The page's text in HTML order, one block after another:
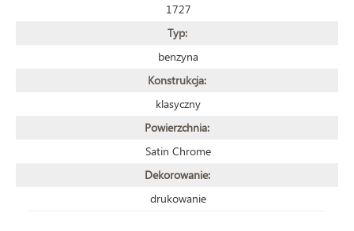
1727
Typ:
benzyna
Konstrukcja:
klasyczny
Powierzchnia:
Satin Chrome
Dekorowanie:
drukowanie